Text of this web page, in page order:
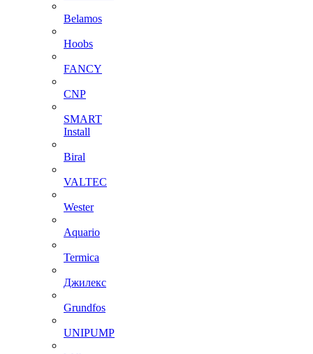
Belamos
Hoobs
FANCY
CNP
SMART
Install
Biral
VALTEC
Wester
Aquario
Termica
Джилекс
Grundfos
UNIPUMP